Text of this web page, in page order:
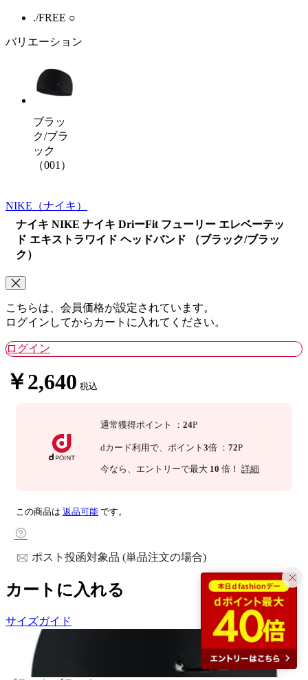
./FREE ○
バリエーション
ブラッ
ク/ブラ
ック
（001）
NIKE （ナイキ）
ナイキ NIKE ナイキ DriーFit フューリー エレベーテッ
ド エキストラワイド ヘッドバンド （ブラック/ブラッ
ク）
こちらは、会員価格が設定されています。
ログインしてからカートに入れてください。
ログイン
￥2,640 税込
通常獲得ポイント ：24P
dカード利用で、ポイント3倍 ：72P
今なら 、エントリーで最大 10 倍！詳細
この商品は 返品可能 です。
ポスト投函対象品 (単品注文の場合)
カートに入れる
サイズガイド